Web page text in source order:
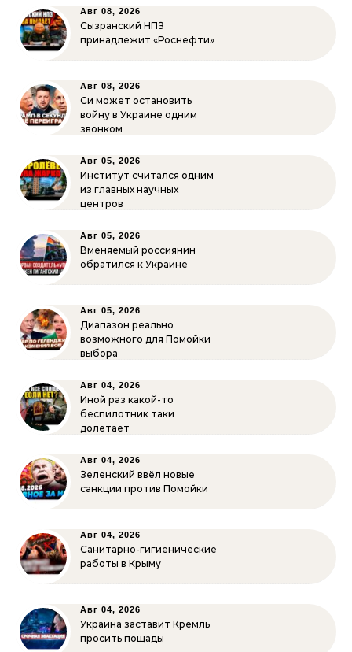
Авг 08, 2026
Сызранский НПЗ
принадлежит «Роснефти»
Авг 08, 2026
Си может остановить
войну в Украине одним
звонком
Авг 05, 2026
Институт считался одним
из главных научных
центров
Авг 05, 2026
Вменяемый россиянин
обратился к Украине
Авг 05, 2026
Диапазон реально
возможного для Помойки
выбора
Авг 04, 2026
Иной раз какой-то
беспилотник таки
долетает
Авг 04, 2026
Зеленский ввёл новые
санкции против Помойки
Авг 04, 2026
Санитарно-гигиенические
работы в Крыму
Авг 04, 2026
Украина заставит Кремль
просить пощады